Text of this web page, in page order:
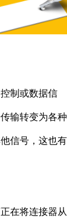
制或数据信
输转变为各种
信号，这也有
在将连接器从